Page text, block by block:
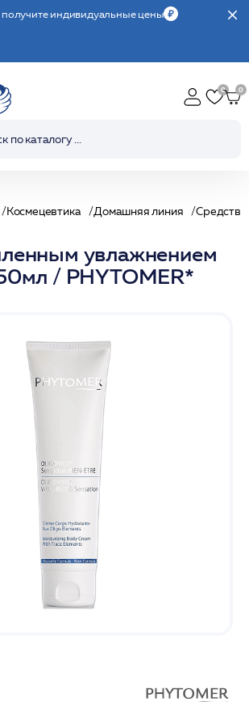
получите индивидуальные цены
Космецевтика Домашняя линия Средства
увлажнением
/ PHYTOMER*